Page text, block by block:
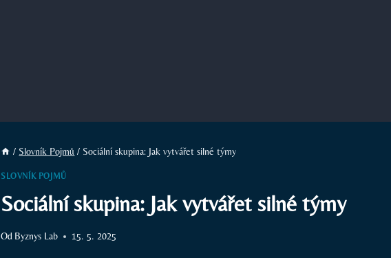
/ Slovník Pojmů / Sociální skupina: Jak vytvářet silné týmy
SLOVNÍK POJMŮ
Sociální skupina: Jak vytvářet silné týmy
Od Byznys Lab 15. 5. 2025